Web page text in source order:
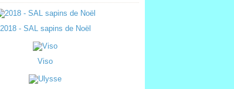
2018 - SAL sapins de Noël
Viso